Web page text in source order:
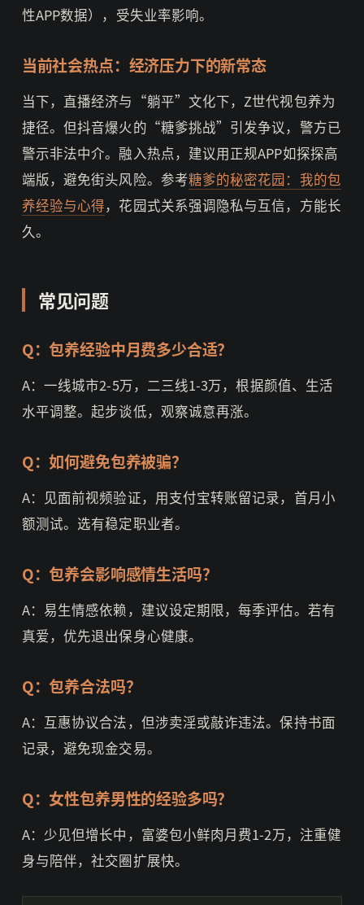
性APP数据），受失业率影响。
当前社会热点：经济压力下的新常态
当下，直播经济与“躺平”文化下，Z世代视包养为
捷径。但抖音爆火的“糖爹挑战”引发争议，警方已
警示非法中介。融入热点，建议用正规APP如探探高
端版，避免街头风险。参考糖爹的秘密花园：我的包
养经验与心得，花园式关系强调隐私与互信，方能长
久。
常见问题
Q：包养经验中月费多少合适？
A：一线城市2-5万，二三线1-3万，根据颜值、生活
水平调整。起步谈低，观察诚意再涨。
Q：如何避免包养被骗？
A：见面前视频验证，用支付宝转账留记录，首月小
额测试。选有稳定职业者。
Q：包养会影响感情生活吗？
A：易生情感依赖，建议设定期限，每季评估。若有
真爱，优先退出保身心健康。
Q：包养合法吗？
A：互惠协议合法，但涉卖淫或敲诈违法。保持书面
记录，避免现金交易。
Q：女性包养男性的经验多吗？
A：少见但增长中，富婆包小鲜肉月费1-2万，注重健
身与陪伴，社交圈扩展快。